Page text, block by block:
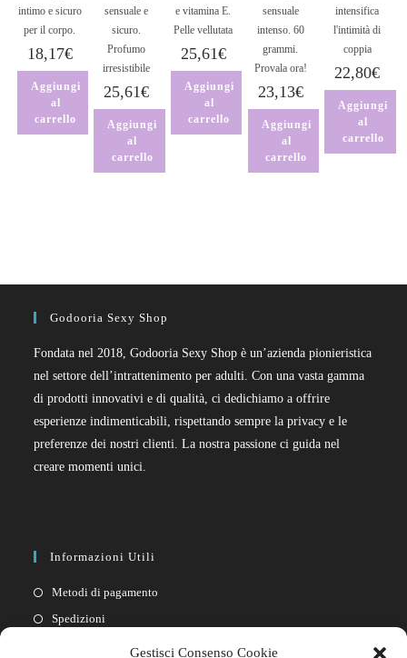
Gestisci Consenso Cookie
intimo e sicuro
per il corpo.
18,17€
Aggiungi
al
carrello
sensuale e
sicuro.
Profumo
irresistibile
25,61€
Aggiungi
al
carrello
e vitamina E.
Pelle vellutata
25,61€
Aggiungi
al
carrello
sensuale
intenso. 60
grammi.
Provala ora!
23,13€
Aggiungi
al
carrello
intensifica
l'intimità di
coppia
22,80€
Aggiungi
al
carrello
Godooria Sexy Shop
Fondata nel 2018, Godooria Sexy Shop è un’azienda pionieristica
nel settore dell’intrattenimento per adulti. Con una vasta gamma
di prodotti innovativi e di qualità, ci dedichiamo a offrire
esperienze indimenticabili, rispettando sempre la privacy e le
preferenze dei nostri clienti. La nostra passione ci guida nel
creare momenti unici.
Informazioni Utili
Metodi di pagamento
Spedizioni